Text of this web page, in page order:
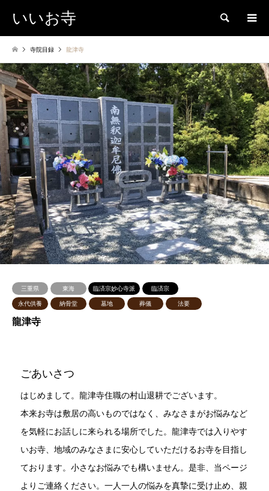
いいお寺 検索
寺院目録 龍津寺
三重県 東海 臨済宗妙心寺派 臨済宗
永代供養 納骨堂 墓地 葬儀 法要
龍津寺
ごあいさつ
はじめまして。龍津寺住職の村山退耕でございます。
本来お寺は敷居の高いものではなく、みなさまがお悩みなど
を気軽にお話しに来られる場所でした。龍津寺では入りやす
いお寺、地域のみなさまに安心していただけるお寺を目指し
ております。小さなお悩みでも構いません。是非、当ページ
よりご連絡ください。一人一人の悩みを真摯に受け止め、親